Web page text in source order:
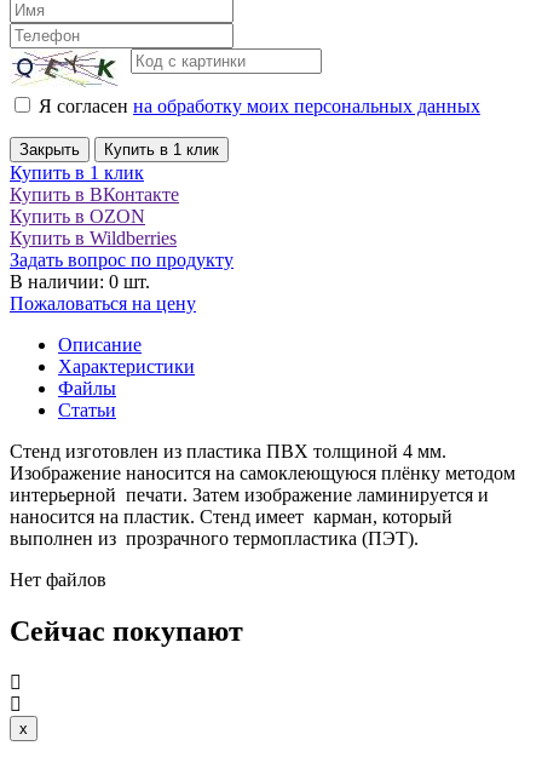
Я согласен на обработку моих персональных данных
Закрыть Купить в 1 клик
Купить в 1 клик
Купить в ВКонтакте
Купить в OZON
Купить в Wildberries
Задать вопрос по продукту
В наличии: 0 шт.
Пожаловаться на цену
Описание
Характеристики
Файлы
Статьи
Стенд изготовлен из пластика ПВХ толщиной 4 мм.
Изображение наносится на самоклеющуюся плёнку методом
интерьерной печати. Затем изображение ламинируется и
наносится на пластик. Стенд имеет карман, который
выполнен из прозрачного термопластика (ПЭТ).
Нет файлов
Сейчас покупают
x
Close